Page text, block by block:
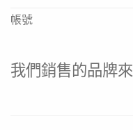
帳號
我們銷售的品牌來